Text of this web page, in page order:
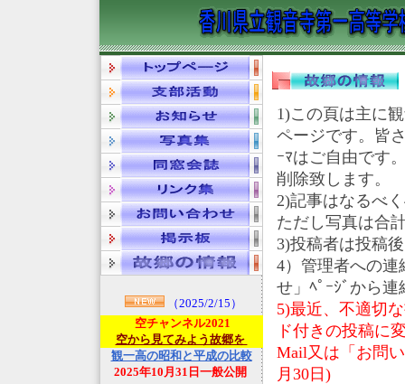
（2025/2/15）
空チャンネル2021
空から見てみよう故郷を
観一高の昭和と平成の比較
2025年10月31日一般公開
1)この頁は主に
ページです。皆
ｰﾏはご自由です
削除致します。
2)記事はなるべ
ただし写真は合
3)投稿者は投稿
4）管理者への
せ」ﾍﾟｰｼﾞから連
5)最近、不適切
ド付きの投稿に
Mail又は「お問
月30日)